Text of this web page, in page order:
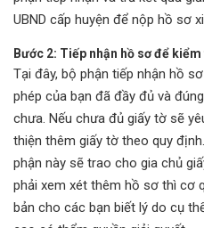
UBND cấp huyện để nộp hồ sơ
Bước 2: Tiếp nhận hồ sơ để
Tại đây, bộ phận tiếp nhận hồ
phép của bạn đã đầy đủ và
chưa. Nếu chưa đủ giấy tờ sẽ
thiện thêm giấy tờ theo quy
phận này sẽ trao cho gia chủ
phải xem xét thêm hồ sơ thì cơ
bản cho các bạn biết lý do cụ